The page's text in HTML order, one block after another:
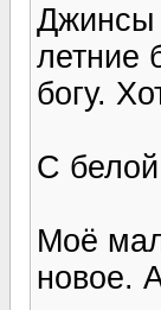
Джинсы
летние
богу.
С белой
Моё
новое.